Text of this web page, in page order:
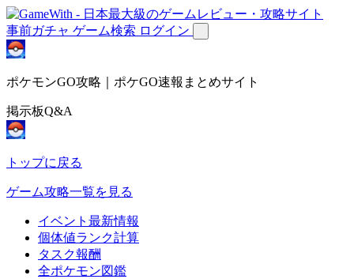
事前ガチャ ゲーム検索 ログイン
ポケモンGO攻略｜ポケGO速報まとめサイト
掲示板Q&A
トップに戻る
ゲーム攻略一覧を見る
イベント最新情報
個体値ランク計算
タスク報酬
全ポケモン図鑑